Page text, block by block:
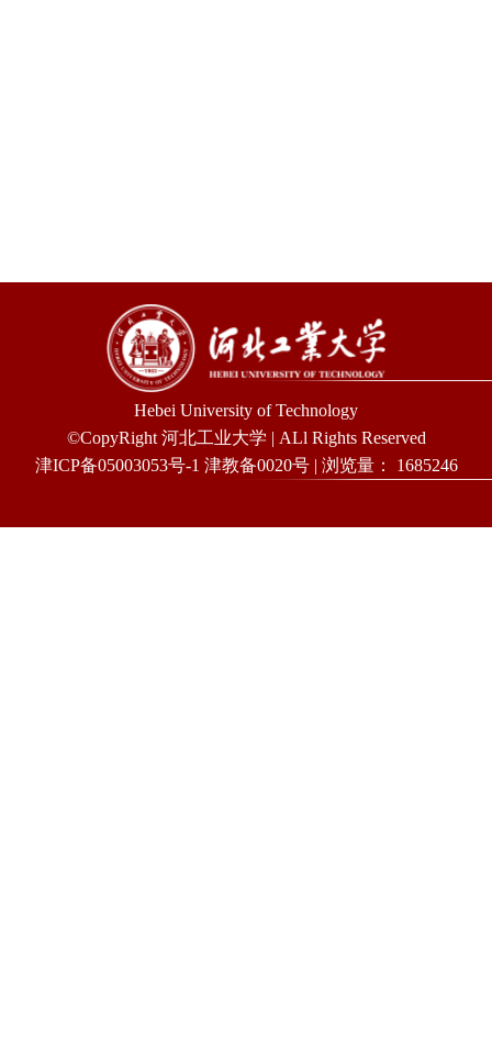
Hebei University of Technology
©CopyRight 河北工业大学 | ALl Rights Reserved
津ICP备05003053号-1 津教备0020号 | 浏览量： 1685246